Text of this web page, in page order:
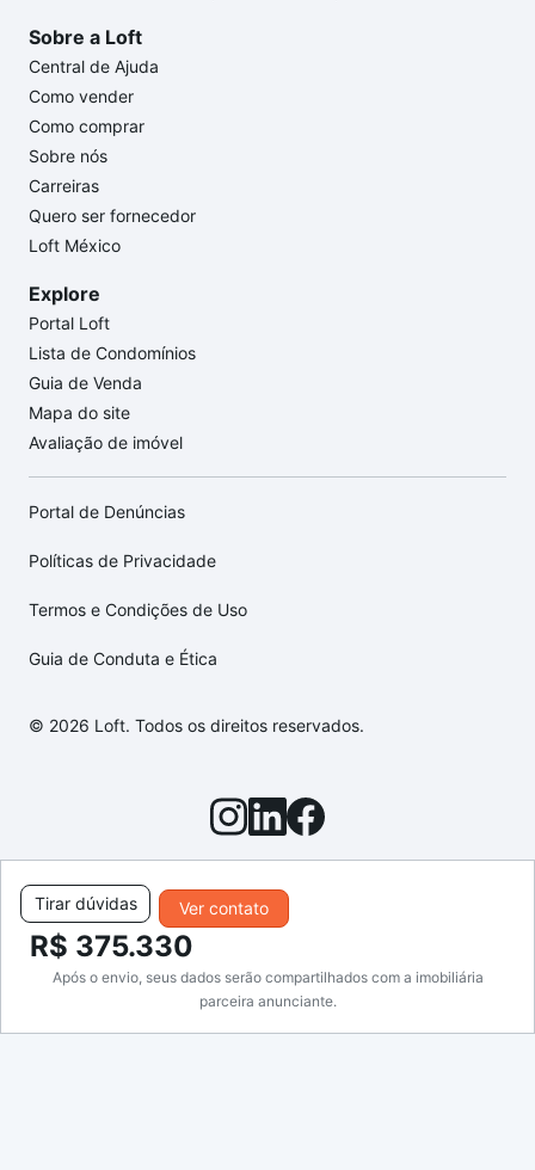
Ver contato
Tirar dúvidas
R$ 375.330
Após o envio, seus dados serão compartilhados com a imobiliária
parceira anunciante.
Sobre a Loft
Central de Ajuda
Como vender
Como comprar
Sobre nós
Carreiras
Quero ser fornecedor
Loft México
Explore
Portal Loft
Lista de Condomínios
Guia de Venda
Mapa do site
Avaliação de imóvel
Portal de Denúncias
Políticas de Privacidade
Termos e Condições de Uso
Guia de Conduta e Ética
© 2026 Loft. Todos os direitos reservados.